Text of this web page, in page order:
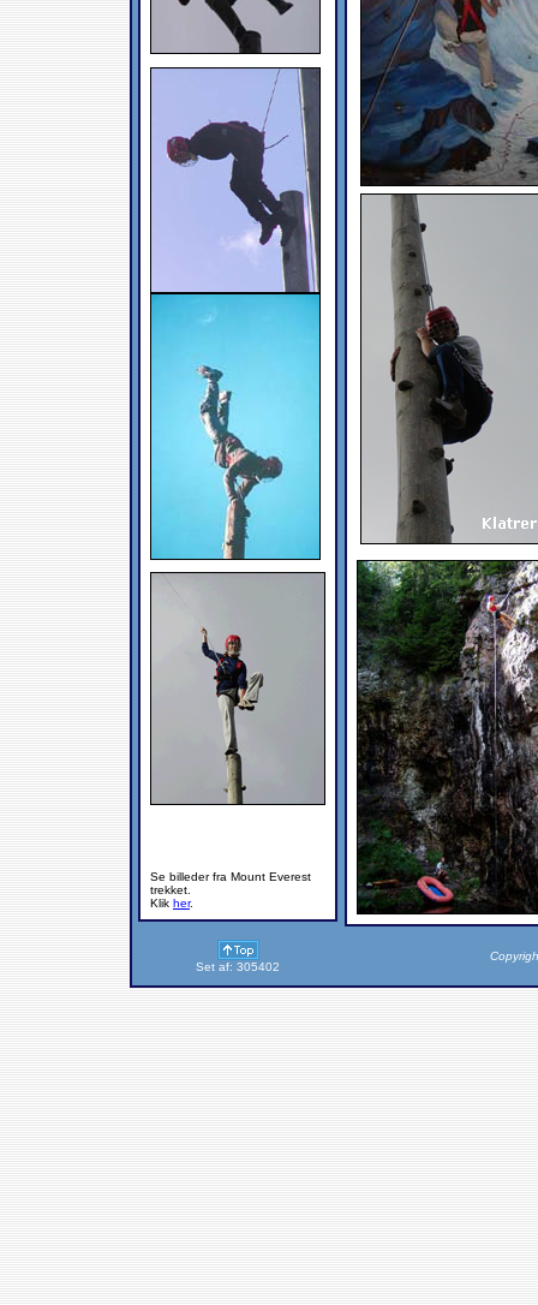
Se billeder fra Mount Everest
trekket.
Klik her.
Set af: 305402